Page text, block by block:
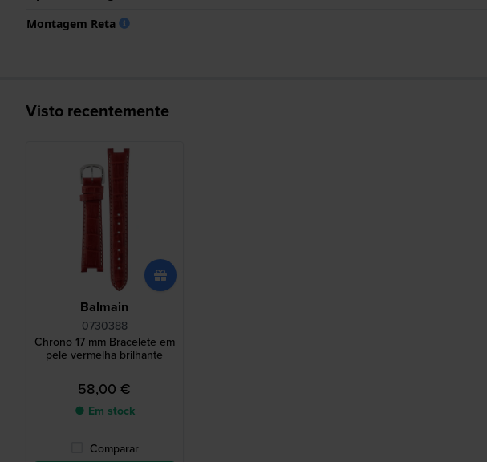
Montagem Reta
Visto recentemente
Balmain
0730388
Chrono 17 mm Bracelete em
pele vermelha brilhante
58,00 €
● Em stock
Comparar